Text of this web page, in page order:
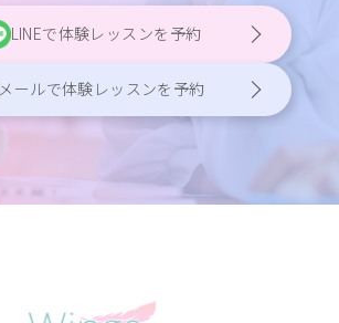
LINEで体験レッスンを予約
メールで体験レッスンを予約